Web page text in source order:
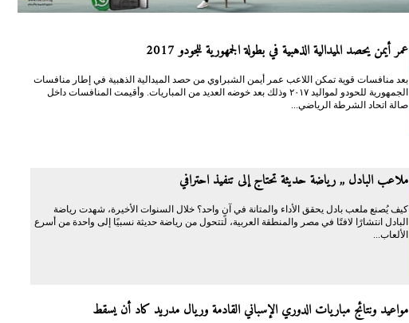
عمر أيمن يحصد الميدالية الذهبية في بطولة الجمهورية للجودو 2017
بعد منافسات قوية تمكن اللاعب عمر أيمن الشبراوي من حصد الميدالية الذهبية في إطار منافسات
الجمهورية للحودو لمواليد ٢٠١٧ وذلك بعد خوضه العديد من المباريات. وأقيمت المنافسات داخل
صالة اتحاد الشرطة الرياضي...
ملاعب البادل ,, رياضة حديثة تحتاج إلى تنفيذ احترافي
كيف يُصنع ملعب بادل يحقق الأداء والمتانة في آنٍ واحد؟ خلال السنوات الأخيرة، شهدت رياضة
البادل انتشارًا لافتًا في مصر والمنطقة العربية، لتتحول من رياضة حديثة نسبيًا إلى واحدة من أسرع
الألعاب...
مواعيد ونتائج مباريات الدوري الإسباني القادمة وريال مدريد كاد أن يسقط